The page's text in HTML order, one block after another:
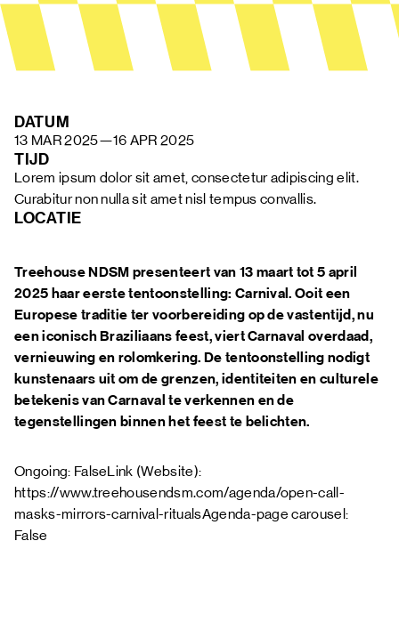
FAQ
DATUM
13 MAR 2025—16 APR 2025
TIJD
Lorem ipsum dolor sit amet, consectetur adipiscing elit.
Curabitur non nulla sit amet nisl tempus convallis.
LOCATIE
Treehouse NDSM presenteert van 13 maart tot 5 april
2025 haar eerste tentoonstelling: Carnival. Ooit een
Europese traditie ter voorbereiding op de vastentijd, nu
een iconisch Braziliaans feest, viert Carnaval overdaad,
vernieuwing en rolomkering. De tentoonstelling nodigt
kunstenaars uit om de grenzen, identiteiten en culturele
betekenis van Carnaval te verkennen en de
tegenstellingen binnen het feest te belichten.
Ongoing: FalseLink (Website):
https://www.treehousendsm.com/agenda/open-call-
masks-mirrors-carnival-ritualsAgenda-page carousel:
False